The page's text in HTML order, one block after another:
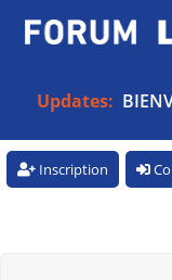
Updates:
Inscription